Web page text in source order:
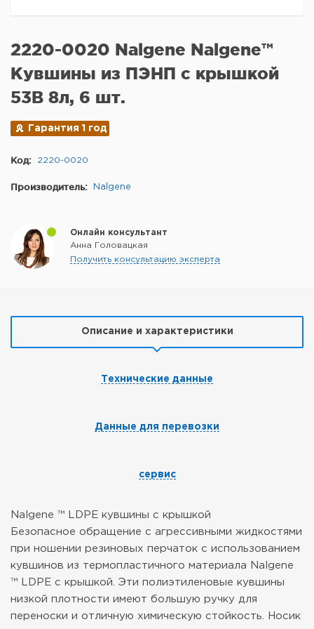
2220-0020 Nalgene Nalgene™
Кувшины из ПЭНП с крышкой
53B 8л, 6 шт.
Гарантия 1 год
Код: 2220-0020
Производитель: Nalgene
Онлайн консультант
Анна Головацкая
Получить консультацию эксперта
Описание и характеристики
Технические данные
Данные для перевозки
сервис
Nalgene ™ LDPE кувшины с крышкой
Безопасное обращение с агрессивными жидкостями
при ношении резиновых перчаток с использованием
кувшинов из термопластичного материала Nalgene
™ LDPE с крышкой. Эти полиэтиленовые кувшины
низкой плотности имеют большую ручку для
переноски и отличную химическую стойкость. Носик